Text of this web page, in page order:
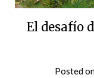
El desafío
Posted